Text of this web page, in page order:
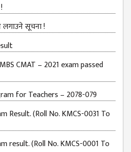
लगाउने सूचना !
CMAT – 2021 exam passed
for Teachers – 2078-079
Result. (Roll No. KMCS-0031 To
result. (Roll No. KMCS-0001 To